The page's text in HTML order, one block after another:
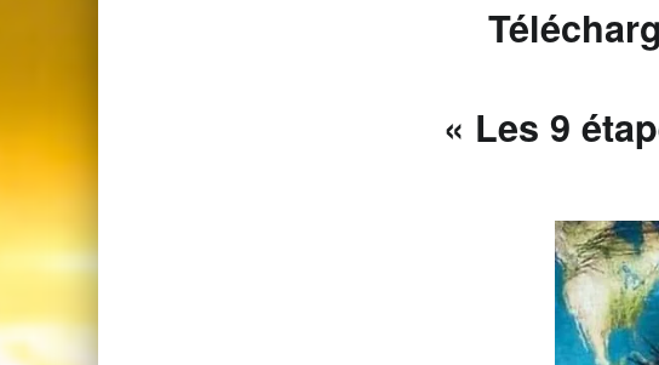
« Les 9